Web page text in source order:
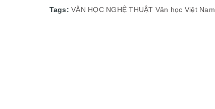
Tags: VĂN HỌC NGHỆ THUẬT Văn học Việt Nam